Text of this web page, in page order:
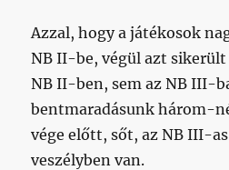
Azzal, hogy a játékosok
NB II-be, végül azt
NB II-ben, sem az NB III-
bentmaradásunk három-
vége előtt, sőt, az NB III-
veszélyben van.